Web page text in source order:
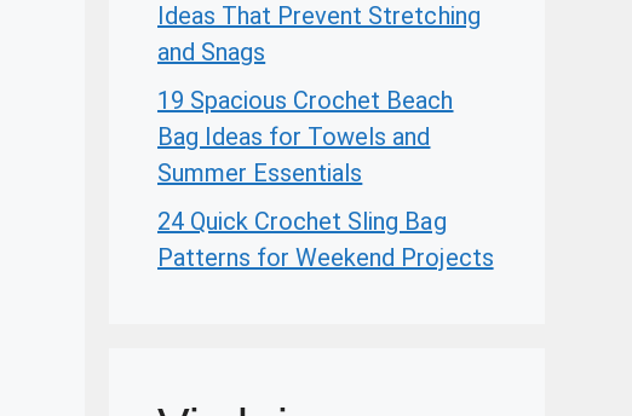
Ideas That Prevent Stretching
and Snags
19 Spacious Crochet Beach
Bag Ideas for Towels and
Summer Essentials
24 Quick Crochet Sling Bag
Patterns for Weekend Projects